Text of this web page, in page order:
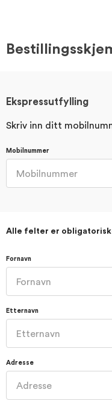
Ekspressutfylling
Skriv inn ditt
Mobilnummer
Alle felter er
Fornavn
Etternavn
Adresse